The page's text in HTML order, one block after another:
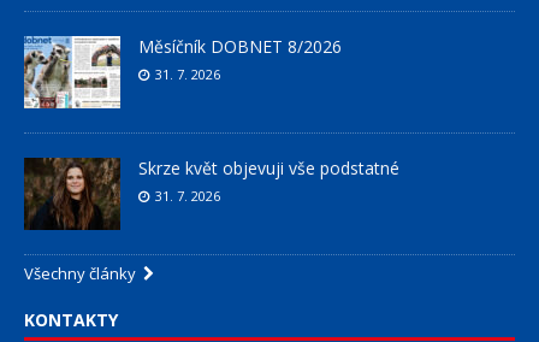
Měsíčník DOBNET 8/2026
31. 7. 2026
Skrze květ objevuji vše podstatné
31. 7. 2026
Všechny články
KONTAKTY